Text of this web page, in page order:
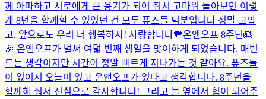
께 아파하고 서로에게 큰 용기가 되어 줘서 고마워 돌아보면 이렇
게 8년을 함께할 수 있었던 건 모두 퓨즈들 덕분입니다 정말 고맙
고, 앞으로도 우리 더 행복하자! 사랑합니다🧡온앤오프 8주년🎂
🎉 온앤오프가 벌써 여덟 번째 생일을 맞이하게 되었습니다. 매번
드는 생각이지만 시간이 정말 빠르게 지나가는 것 같아요. 퓨즈들
이 있어서 오늘이 있고 온앤오프가 있다고 생각합니다. 8주년을
함께해 줘서 진심으로 감사합니다! 그리고 늘 옆에서 힘이 되어주